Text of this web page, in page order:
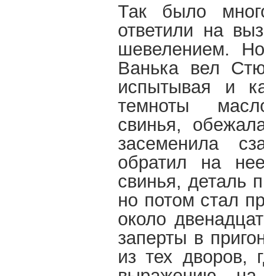
Так было
ответили на
шевелением.
Ванька вел
испытывая и
темноты
свинья,
засеменила
обратил на
свинья, деталь
но потом стал
около
заперты в
из тех дворов,